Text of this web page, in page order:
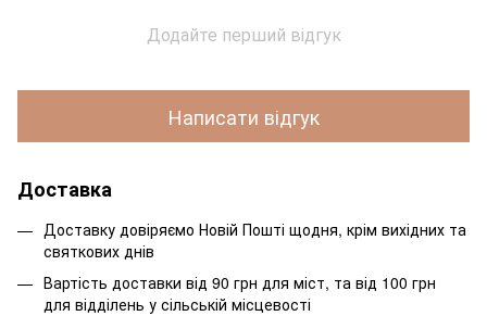
Додайте перший відгук
Написати відгук
Доставка
Доставку довіряємо Новій Пошті щодня, крім вихідних та
святкових днів
Вартість доставки від 90 грн для міст, та від 100 грн
для відділень у сільській місцевості